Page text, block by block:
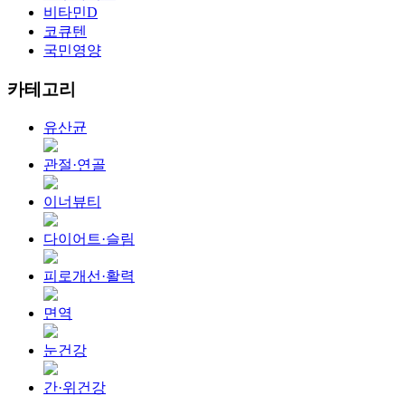
비타민D
코큐텐
국민영양
카테고리
유산균
관절·연골
이너뷰티
다이어트·슬림
피로개선·활력
면역
눈건강
간·위건강